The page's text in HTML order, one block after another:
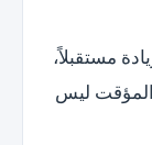
مستقبلاً،
المؤقت ليس